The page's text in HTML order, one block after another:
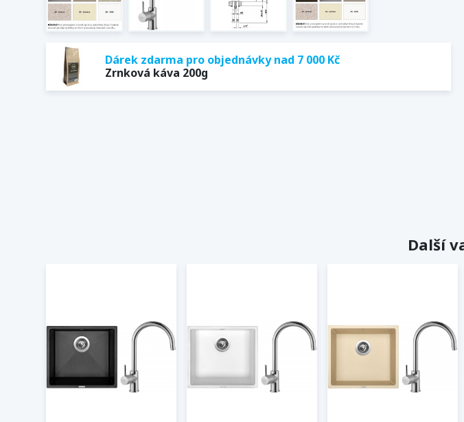
Dárek zdarma pro objednávky nad 7 000 Kč
Zrnková káva 200g
Další